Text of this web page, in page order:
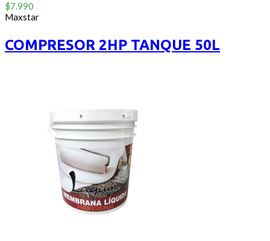
0
out
of
$7.990
Maxstar
COMPRESOR 2HP TANQUE 50L